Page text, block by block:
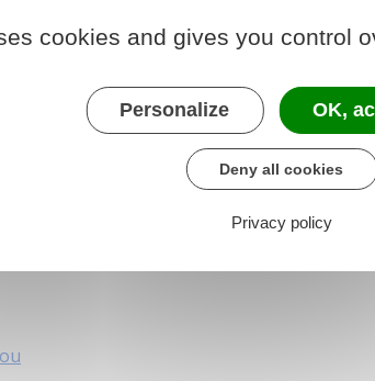
ou
ou
cookies and gives you control
Personalize OK,
Deny all cookies
Privacy policy